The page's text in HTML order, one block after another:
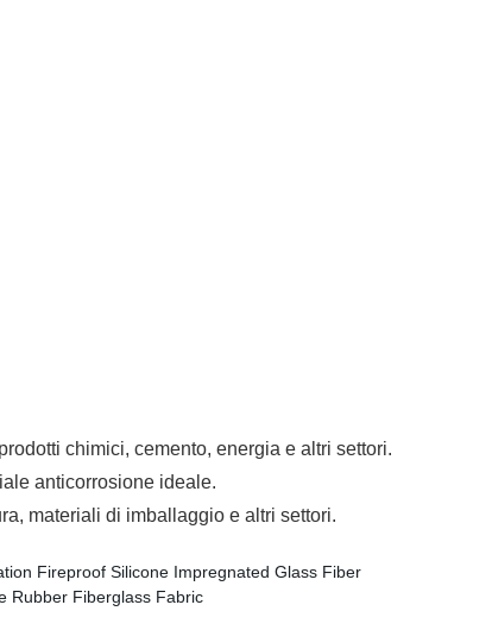
chimici, cemento, energia e altri settori.
anticorrosione ideale.
materiali di imballaggio e altri settori.